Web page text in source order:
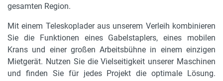
gesamten Region.
Mit einem Teleskoplader aus unserem Verleih kombinieren
Sie die Funktionen eines Gabelstaplers, eines mobilen
Krans und einer großen Arbeitsbühne in einem einzigen
Mietgerät. Nutzen Sie die Vielseitigkeit unserer Maschinen
und finden Sie für jedes Projekt die optimale Lösung.